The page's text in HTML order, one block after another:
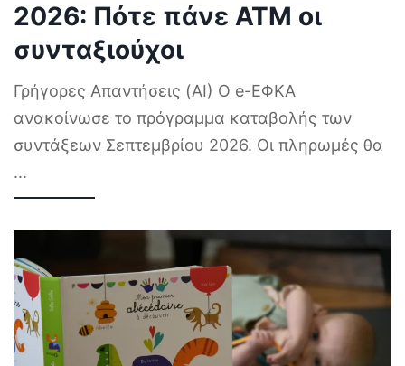
2026: Πότε πάνε ΑΤΜ οι
συνταξιούχοι
Γρήγορες Απαντήσεις (AI) Ο e-ΕΦΚΑ
ανακοίνωσε το πρόγραμμα καταβολής των
συντάξεων Σεπτεμβρίου 2026. Οι πληρωμές θα
...